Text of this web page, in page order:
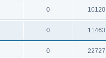
0 10120
0 11463
0 22727